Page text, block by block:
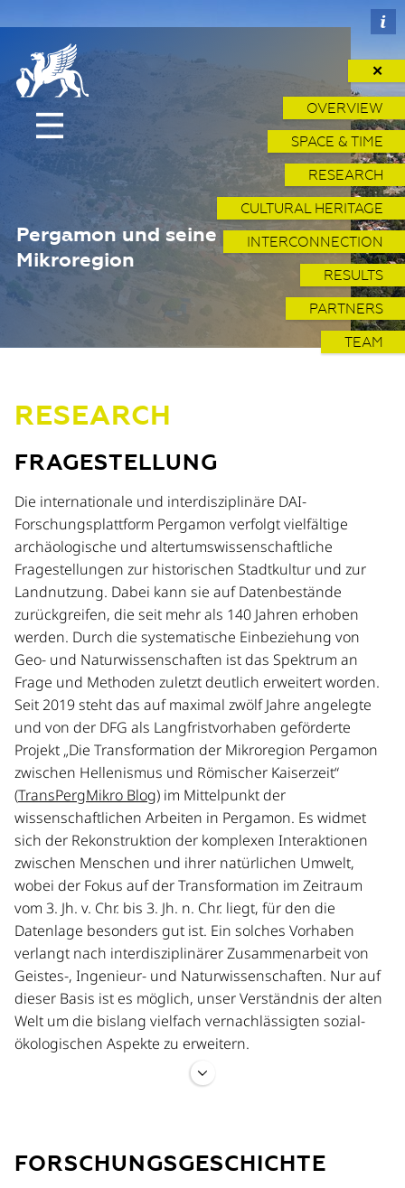
Pergamon und seine
Mikroregion
✕
OVERVIEW
SPACE & TIME
RESEARCH
CULTURAL HERITAGE
INTERCONNECTION
RESULTS
PARTNERS
TEAM
RESEARCH
FRAGESTELLUNG
Die internationale und interdisziplinäre DAI-
Forschungsplattform Pergamon verfolgt vielfältige
archäologische und altertumswissenschaftliche
Fragestellungen zur historischen Stadtkultur und zur
Landnutzung. Dabei kann sie auf Datenbestände
zurückgreifen, die seit mehr als 140 Jahren erhoben
werden. Durch die systematische Einbeziehung von
Geo- und Naturwissenschaften ist das Spektrum an
Frage und Methoden zuletzt deutlich erweitert worden.
Seit 2019 steht das auf maximal zwölf Jahre angelegte
und von der DFG als Langfristvorhaben geförderte
Projekt „Die Transformation der Mikroregion Pergamon
zwischen Hellenismus und Römischer Kaiserzeit“
(TransPergMikro Blog) im Mittelpunkt der
wissenschaftlichen Arbeiten in Pergamon. Es widmet
sich der Rekonstruktion der komplexen Interaktionen
zwischen Menschen und ihrer natürlichen Umwelt,
wobei der Fokus auf der Transformation im Zeitraum
vom 3. Jh. v. Chr. bis 3. Jh. n. Chr. liegt, für den die
Datenlage besonders gut ist. Ein solches Vorhaben
verlangt nach interdisziplinärer Zusammenarbeit von
Geistes-, Ingenieur- und Naturwissenschaften. Nur auf
dieser Basis ist es möglich, unser Verständnis der alten
Welt um die bislang vielfach vernachlässigten sozial-
ökologischen Aspekte zu erweitern.
Wandel in Pergamon (markiert von einer Verdoppelung
des Stadtgebietes seit dem späten 1. Jh. n. Chr. und
FORSCHUNGSGESCHICHTE